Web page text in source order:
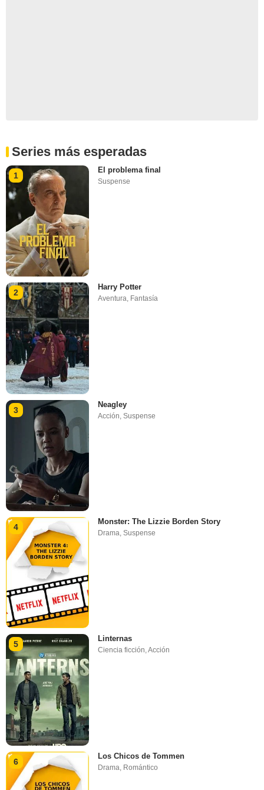
Series más esperadas
1
El problema final
Suspense
2
Harry Potter
Aventura, Fantasía
3
Neagley
Acción ,Suspense
4
Monster: The Lizzie Borden Story
Drama,Suspense
5
Linternas
Ciencia ficción,Acción
6
Los Chicos de Tommen
Drama Romántico